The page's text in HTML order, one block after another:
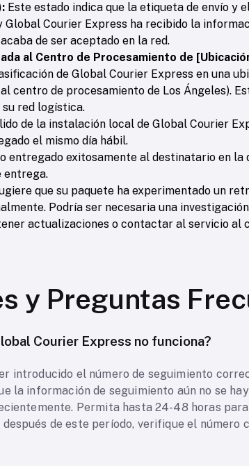
Este estado indica que la etiqueta de envío y
Global Courier Express ha recibido la
de ser aceptado en la red.
al Centro de Procesamiento de
de Global Courier Express en una
centro de procesamiento de Los Ángeles).
red logística.
de la instalación local de Global Courier
el mismo día hábil.
entregado exitosamente al destinatario en la
entrega.
que su paquete ha experimentado un
Podría ser necesaria una
actualizaciones o contactar al servicio al
y Preguntas
Courier Express no funciona?
introducido el número de seguimiento
la información de seguimiento aún no se
Permita hasta 24-48 horas
de este período, verifique el número